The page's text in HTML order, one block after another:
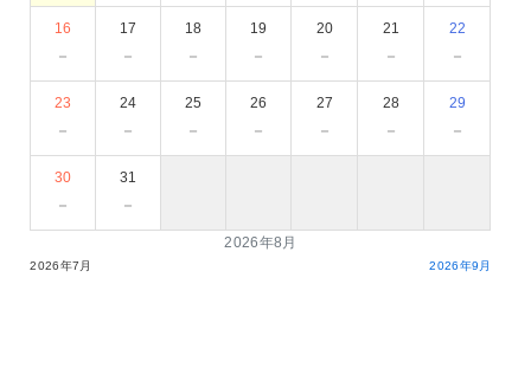
2026年8月
16
－
17
－
18
－
19
－
20
－
21
－
22
－
23
－
24
－
25
－
26
－
27
－
28
－
29
－
30
－
31
－
2026年7月 2026年9月